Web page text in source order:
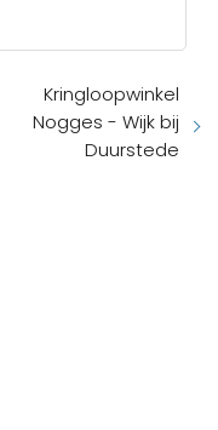
Kringloopwinkel
Nogges - Wijk bij
Duurstede